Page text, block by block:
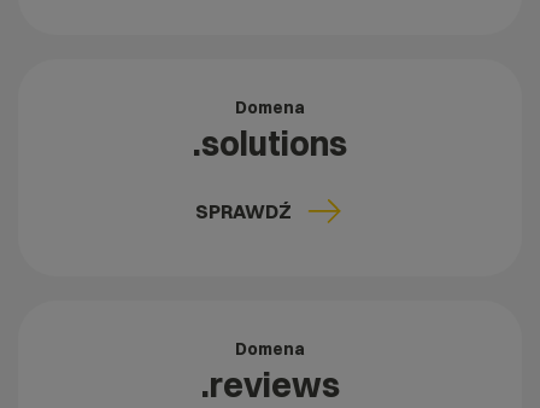
Domena
.solutions
SPRAWDŹ
Domena
.reviews